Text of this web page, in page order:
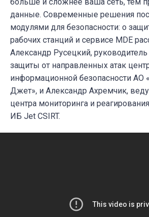
данные. Современные решения
модулями для безопасности: о
рабочих станций и сервисе MDE
Александр Русецкий,
защиты от направленных атак
информационной безопасности АО
Джет», и Александр Ахремчик,
центра мониторинга и
ИБ Jet CSIRT.